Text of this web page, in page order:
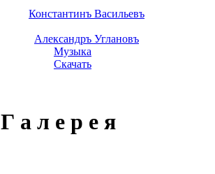
Константинъ Васильевъ
Александръ Углановъ
Музыка
Скачать
Г а л е р е я